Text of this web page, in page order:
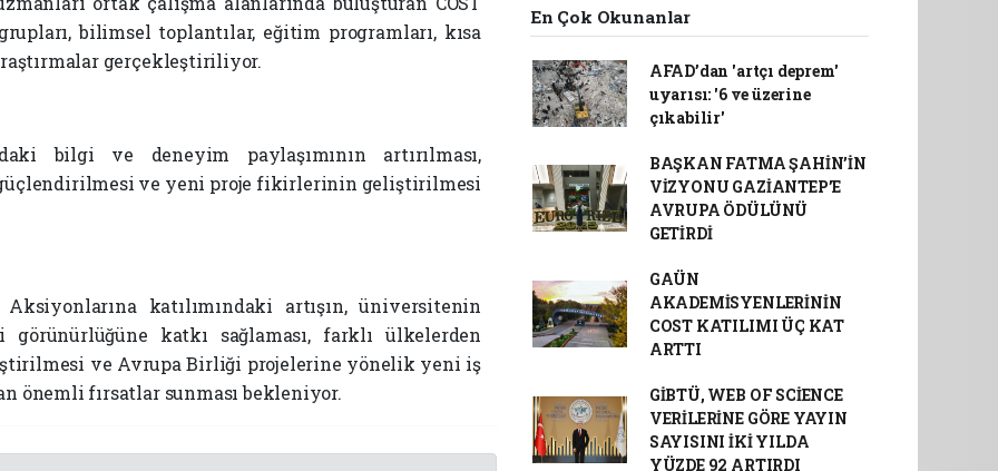
bilimsel toplantılar, eğitim programları, kısa
gerçekleştiriliyor.
bilgi ve deneyim paylaşımının artırılması,
güçlendirilmesi ve yeni proje fikirlerinin geliştirilmesi
katılımındaki artışın, üniversitenin
görünürlüğüne katkı sağlaması, farklı ülkelerden
ve Avrupa Birliği projelerine yönelik yeni iş
önemli fırsatlar sunması bekleniyor.
En Çok Okunanlar
AFAD’dan 'artçı deprem'
uyarısı: '6 ve üzerine
çıkabilir'
BAŞKAN FATMA ŞAHİN’İN
VİZYONU GAZİANTEP’E
AVRUPA ÖDÜLÜNÜ
GETİRDİ
GAÜN
AKADEMİSYENLERİNİN
COST KATILIMI ÜÇ KAT
ARTTI
GİBTÜ, WEB OF SCİENCE
VERİLERİNE GÖRE YAYIN
SAYISINI İKİ YILDA
YÜZDE 92 ARTIRDI